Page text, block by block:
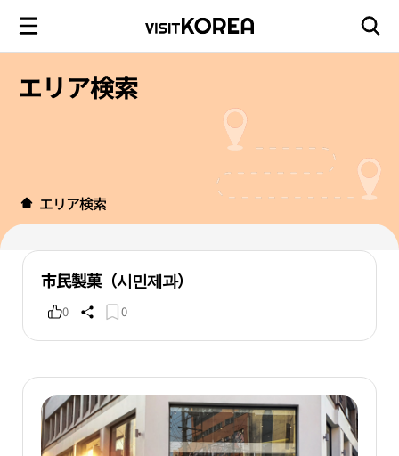
エリア検索
エリア検索
市民製菓（시민제과）
0 0